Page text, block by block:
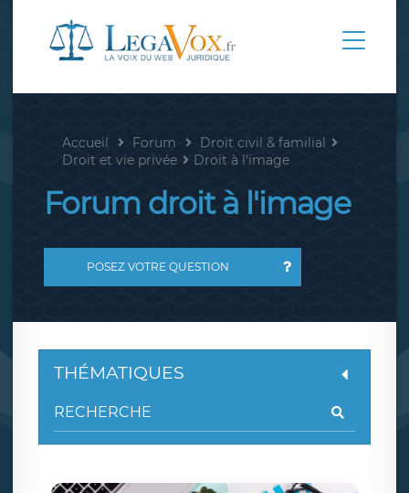
Accueil Forum
Droit civil & familial
Droit et vie privée
Droit à l'image
Forum droit à l'image
POSEZ VOTRE QUESTION
THÉMATIQUES